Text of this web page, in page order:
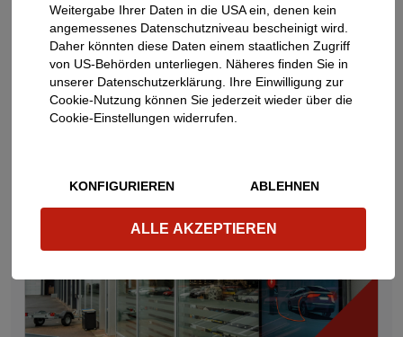
Mehr Nachhaltigkeit im Fuhrpark: Wo
Unternehmen wirklich ansetzen können
04.08.2026
Weitergabe Ihrer Daten in die USA ein, denen kein
angemessenes Datenschutzniveau bescheinigt wird.
Daher könnten diese Daten einem staatlichen Zugriff
von US-Behörden unterliegen. Näheres finden Sie in
unserer Datenschutzerklärung. Ihre Einwilligung zur
Cookie-Nutzung können Sie jederzeit wieder über die
Cookie-Einstellungen widerrufen.
KONFIGURIEREN ABLEHNEN
ALLE AKZEPTIEREN